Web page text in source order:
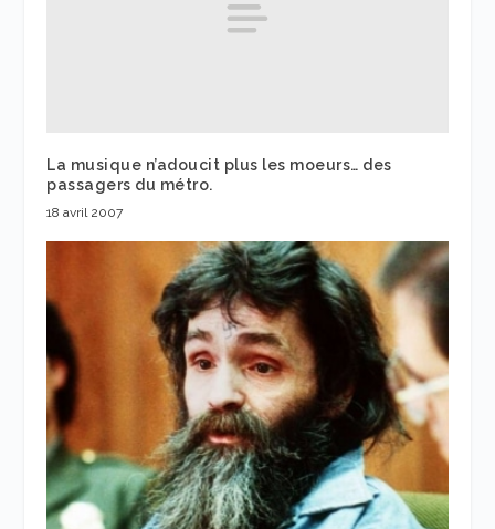
La musique n’adoucit plus les moeurs… des
passagers du métro.
18 avril 2007